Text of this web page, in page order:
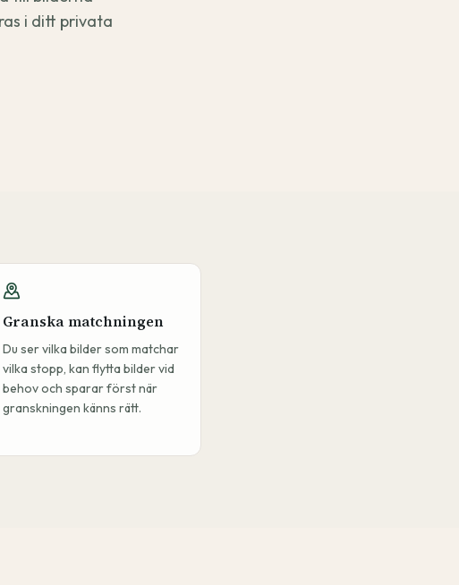
i ditt privata
Granska matchningen
Du ser vilka bilder som matchar
vilka stopp, kan flytta bilder vid
behov och sparar först när
granskningen känns rätt.